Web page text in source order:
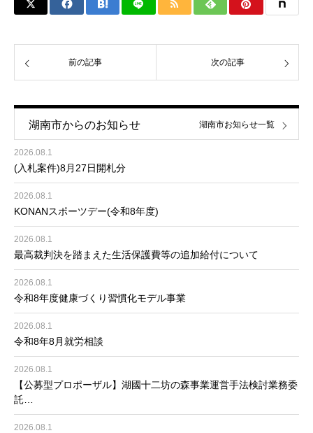
前の記事 次の記事
湖南市からのお知らせ
2026.08.1
(入札案件)8月27日開札分
2026.08.1
KONANスポーツデー(令和8年度)
2026.08.1
最高裁判決を踏まえた生活保護費等の追加給付について
2026.08.1
令和8年度健康づくり習慣化モデル事業
2026.08.1
令和8年8月就労相談
2026.08.1
【公募型プロポーザル】湖國十二坊の森事業運営手法検討業務委
託…
2026.08.1
湖南市お知らせ一覧